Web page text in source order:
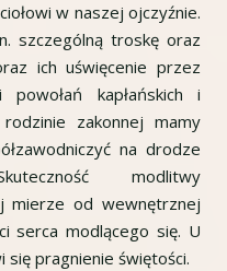
w naszej ojczyźnie.
szczególną troskę oraz
ich uświęcenie przez
kapłańskich i
zakonnej mamy
na drodze
modlitwy
mierze od wewnętrznej
serca modlącego się. U
pragnienie świętości.